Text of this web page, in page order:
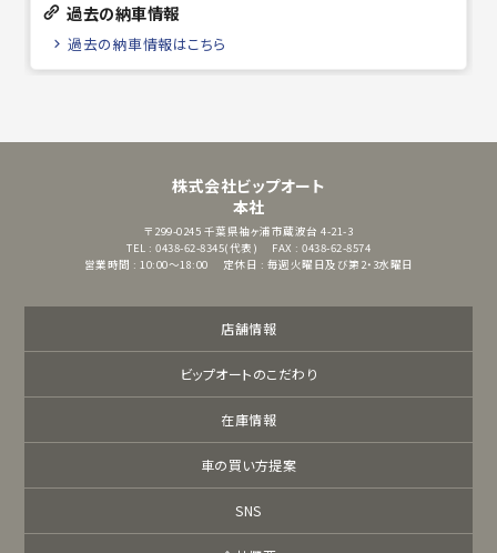
過去の納車情報
過去の納車情報はこちら
株式会社ビップオート
本社
〒299-0245 千葉県袖ヶ浦市蔵波台 4-21-3
TEL : 0438-62-8345(代表)
FAX : 0438-62-8574
営業時間 : 10:00～18:00
定休日 : 毎週火曜日及び第2・3水曜日
店舗情報
ビップオートのこだわり
在庫情報
車の買い方提案
SNS